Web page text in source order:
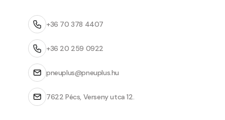
+36 70 378 4407
+36 20 259 0922
pneuplus@pneuplus.hu
7622 Pécs, Verseny utca 12.